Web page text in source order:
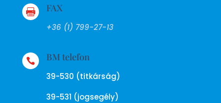
 FAX
+36 (1) 799-27-13
 BM telefon
39-530 (titkárság)
39-531 (jogsegély)